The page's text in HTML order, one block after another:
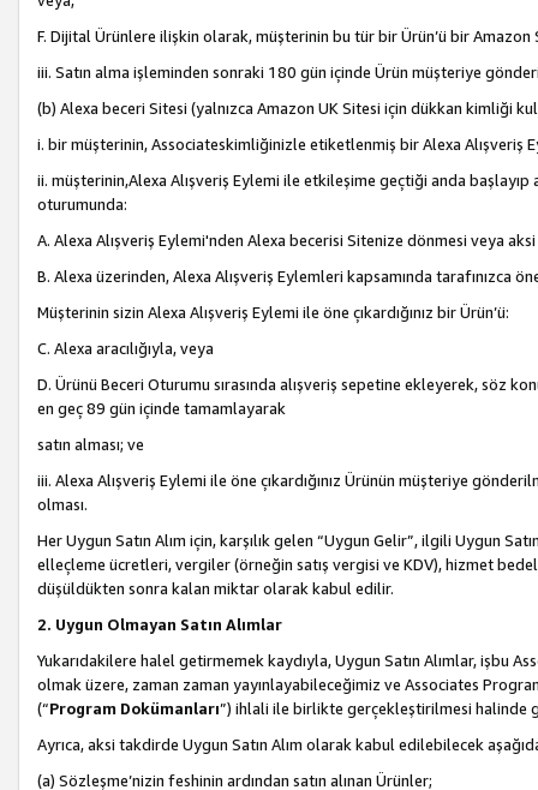
F. Dijital Ürünlere ilişkin olarak, müşterinin bu tür bir Ürün’ü bir Amazon
iii. Satın alma işleminden sonraki 180 gün içinde Ürün müşteriye
(b) Alexa beceri Sitesi (yalnızca Amazon UK Sitesi için dükkan kimliği
i. bir müşterinin, Associateskimliğinizle etiketlenmiş bir Alexa Alışveriş
ii. müşterinin,Alexa Alışveriş Eylemi ile etkileşime geçtiği anda
oturumunda:
A. Alexa Alışveriş Eylemi'nden Alexa becerisi Sitenize dönmesi veya
B. Alexa üzerinden, Alexa Alışveriş Eylemleri kapsamında tarafınızca
Müşterinin sizin Alexa Alışveriş Eylemi ile öne çıkardığınız bir Ürün’ü:
C. Alexa aracılığıyla, veya
D. Ürünü Beceri Oturumu sırasında alışveriş sepetine ekleyerek, söz
en geç 89 gün içinde tamamlayarak
satın alması; ve
iii. Alexa Alışveriş Eylemi ile öne çıkardığınız Ürünün müşteriye
olması.
Her Uygun Satın Alım için, karşılık gelen “Uygun Gelir”, ilgili Uygun
elleçleme ücretleri, vergiler (örneğin satış vergisi ve KDV), hizmet
düşüldükten sonra kalan miktar olarak kabul edilir.
2. Uygun Olmayan Satın Alımlar
Yukarıdakilere halel getirmemek kaydıyla, Uygun Satın Alımlar, işbu
olmak üzere, zaman zaman yayınlayabileceğimiz ve Associates
(“Program Dokümanları”) ihlali ile birlikte gerçekleştirilmesi halinde
Ayrıca, aksi takdirde Uygun Satın Alım olarak kabul edilebilecek
(a) Sözleşme’nizin feshinin ardından satın alınan Ürünler;